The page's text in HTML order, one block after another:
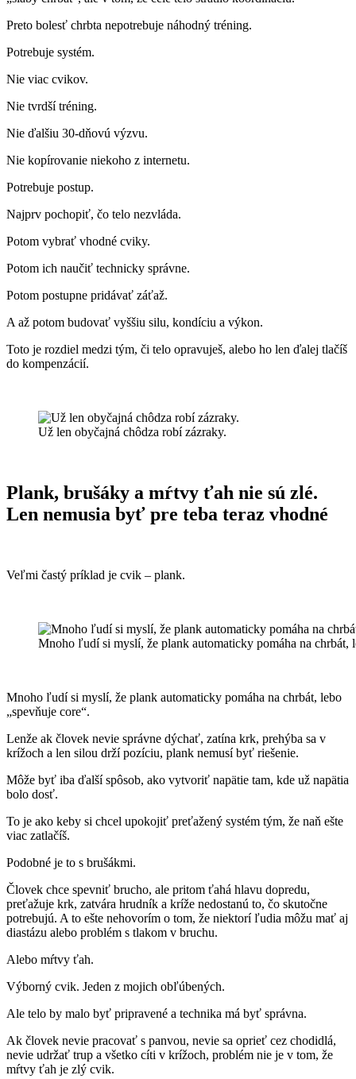
Preto bolesť chrbta nepotrebuje náhodný tréning.
Potrebuje systém.
Nie viac cvikov.
Nie tvrdší tréning.
Nie ďalšiu 30-dňovú výzvu.
Nie kopírovanie niekoho z internetu.
Potrebuje postup.
Najprv pochopiť, čo telo nezvláda.
Potom vybrať vhodné cviky.
Potom ich naučiť technicky správne.
Potom postupne pridávať záťaž.
A až potom budovať vyššiu silu, kondíciu a výkon.
Toto je rozdiel medzi tým, či telo opravuješ, alebo ho len ďalej tlačíš
do kompenzácií.
Už len obyčajná chôdza robí zázraky.
Plank, brušáky a mŕtvy ťah nie sú zlé.
Len nemusia byť pre teba teraz vhodné
Veľmi častý príklad je cvik – plank.
Mnoho ľudí si myslí, že plank automaticky pomáha na chrbát,
Mnoho ľudí si myslí, že plank automaticky pomáha na chrbát, lebo
„spevňuje core“.
Lenže ak človek nevie správne dýchať, zatína krk, prehýba sa v
krížoch a len silou drží pozíciu, plank nemusí byť riešenie.
Môže byť iba ďalší spôsob, ako vytvoriť napätie tam, kde už napätia
bolo dosť.
To je ako keby si chcel upokojiť preťažený systém tým, že naň ešte
viac zatlačíš.
Podobné je to s brušákmi.
Človek chce spevniť brucho, ale pritom ťahá hlavu dopredu,
preťažuje krk, zatvára hrudník a kríže nedostanú to, čo skutočne
potrebujú. A to ešte nehovorím o tom, že niektorí ľudia môžu mať aj
diastázu alebo problém s tlakom v bruchu.
Alebo mŕtvy ťah.
Výborný cvik. Jeden z mojich obľúbených.
Ale telo by malo byť pripravené a technika má byť správna.
Ak človek nevie pracovať s panvou, nevie sa oprieť cez chodidlá,
nevie udržať trup a všetko cíti v krížoch, problém nie je v tom, že
mŕtvy ťah je zlý cvik.